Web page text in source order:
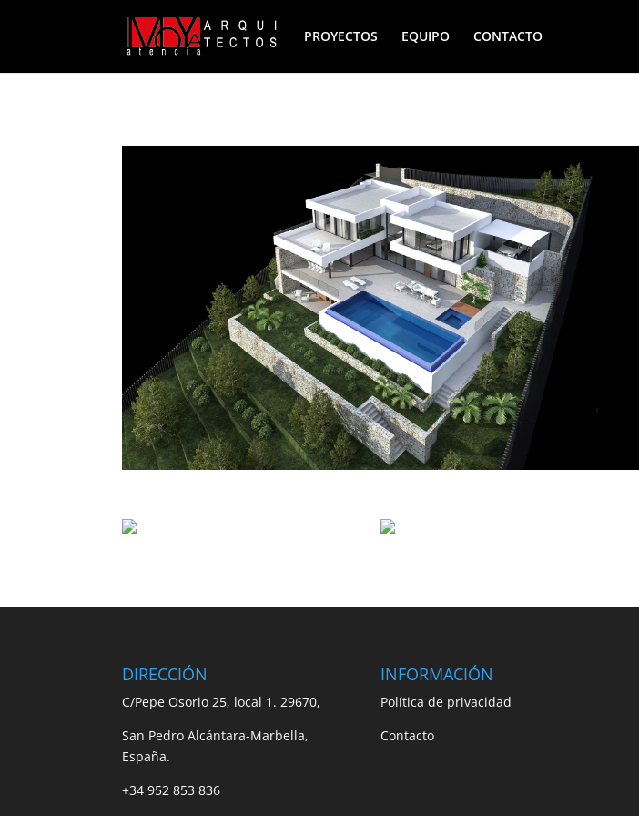
PROYECTOS EQUIPO CONTACTO
DIRECCIÓN
C/Pepe Osorio 25, local 1. 29670,
San Pedro Alcántara-Marbella,
España.
+34 952 853 836
INFORMACIÓN
Política de privacidad
Contacto